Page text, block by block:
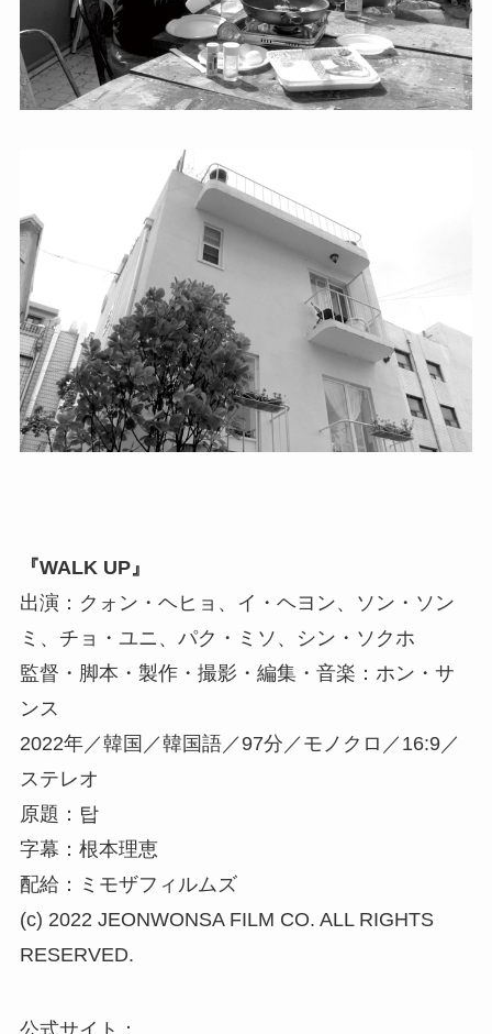
『WALK UP』
出演：クォン・ヘヒョ、イ・ヘヨン、ソン・ソン
ミ、チョ・ユニ、パク・ミソ、シン・ソクホ
監督・脚本・製作・撮影・編集・音楽：ホン・サ
ンス
2022年／韓国／韓国語／97分／モノクロ／16:9／
ステレオ
原題：탑
字幕：根本理恵
配給：ミモザフィルムズ
(c) 2022 JEONWONSA FILM CO. ALL RIGHTS
RESERVED.
公式サイト：